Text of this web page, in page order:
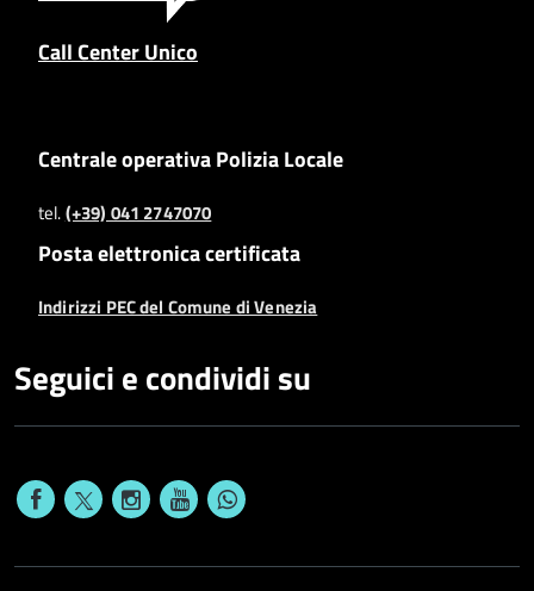
Call Center Unico
Centrale operativa Polizia Locale
tel.(+39) 041 2747070
Posta elettronica certificata
Indirizzi PEC del Comune di Venezia
Seguici e condividi su